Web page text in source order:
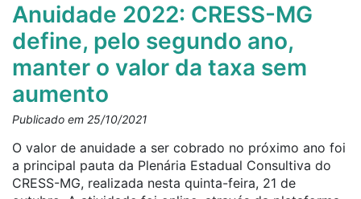
Anuidade 2022: CRESS-MG
define, pelo segundo ano,
manter o valor da taxa sem
aumento
Publicado em 25/10/2021
O valor de anuidade a ser cobrado no próximo ano foi
a principal pauta da Plenária Estadual Consultiva do
CRESS-MG, realizada nesta quinta-feira, 21 de